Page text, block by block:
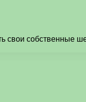
собственные